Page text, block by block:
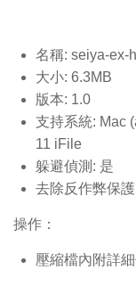
名稱: seiya-ex-
大小: 6.3MB
版本: 1.0
支持系統: Mac
11 iFile
躲避偵測: 是
去除反作弊保
操作：
壓縮檔內附詳